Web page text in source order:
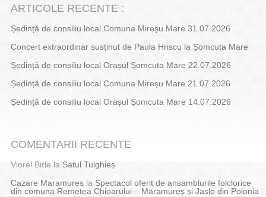
ARTICOLE RECENTE :
Ședință de consiliu local Comuna Mireșu Mare 31.07.2026
Concert extraordinar susținut de Paula Hriscu la Șomcuta Mare
Ședință de consiliu local Orașul Șomcuta Mare 22.07.2026
Ședință de consiliu local Comuna Mireșu Mare 21.07.2026
Ședință de consiliu local Orașul Șomcuta Mare 14.07.2026
COMENTARII RECENTE
Viorel Birle la Satul Tulghieș
Cazare Maramuresla Spectacol oferit de ansamblurile folclorice
din comuna Remetea Chioarului – Maramureș și Jaslo din Polonia